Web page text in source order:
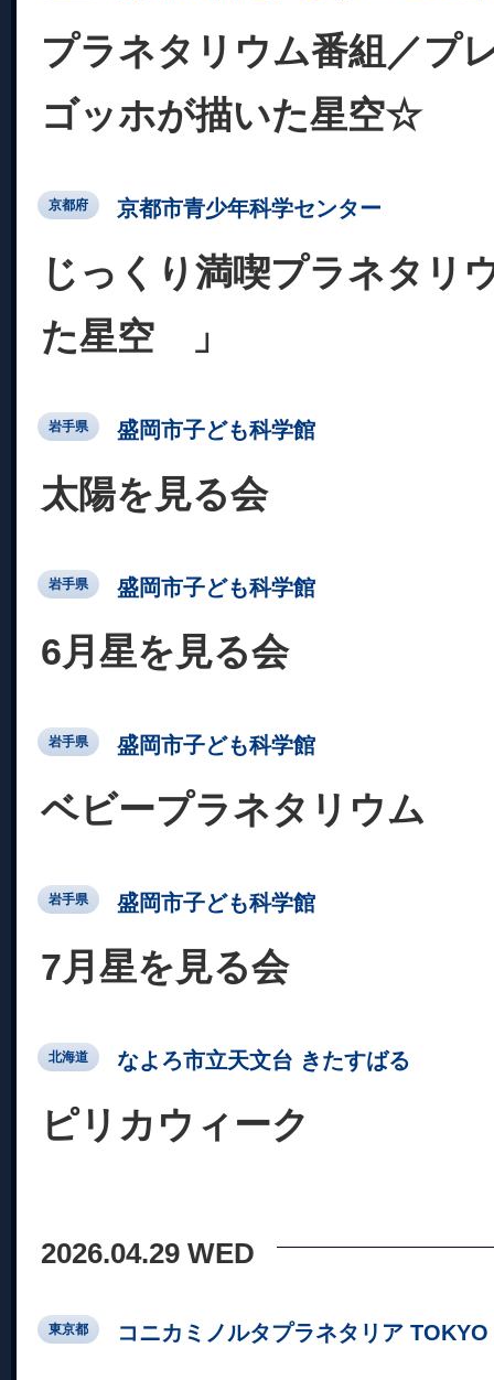
プラネタリウム番組／
ゴッホが描いた星空☆
京都府 京都市青少年科学センター
じっくり満喫プラネタリ
た星空 」
岩手県 盛岡市子ども科学館
太陽を見る会
岩手県 盛岡市子ども科学館
6月星を見る会
岩手県 盛岡市子ども科学館
ベビープラネタリウム
岩手県 盛岡市子ども科学館
7月星を見る会
北海道 なよろ市立天文台 きたすばる
ピリカウィーク
2026.04.29 WED
東京都 コニカミノルタプラネタリア TOKYO